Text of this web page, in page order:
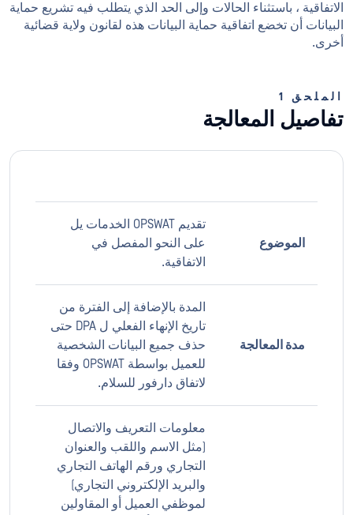
الاتفاقية ، باستثناء الحالات وإلى الحد الذي يتطلب فيه تشريع حماية
البيانات أن تخضع اتفاقية حماية البيانات هذه لقانون ولاية قضائية
أخرى.
الملحق 1
تفاصيل المعالجة
الموضوع
تقديم OPSWAT الخدمات يل
على النحو المفصل في
الاتفاقية.
مدة المعالجة
المدة بالإضافة إلى الفترة من
تاريخ الإنهاء الفعلي ل DPA حتى
حذف جميع البيانات الشخصية
للعميل بواسطة OPSWAT وفقا
لاتفاق دارفور للسلام.
معلومات التعريف والاتصال
(مثل الاسم واللقب والعنوان
التجاري ورقم الهاتف التجاري
والبريد الإلكتروني التجاري)
لموظفي العميل أو المقاولين